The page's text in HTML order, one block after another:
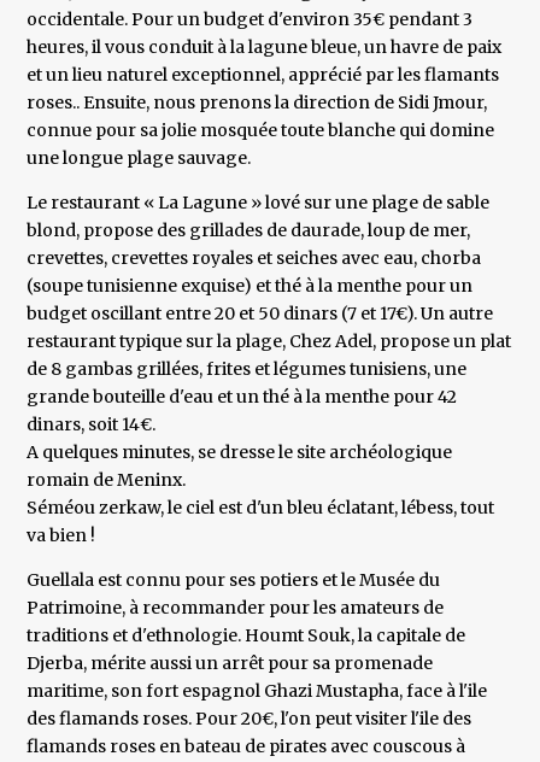
occidentale. Pour un budget d'environ 35€ pendant 3
heures, il vous conduit à la lagune bleue, un havre de paix
et un lieu naturel exceptionnel, apprécié par les flamants
roses.. Ensuite, nous prenons la direction de Sidi Jmour,
connue pour sa jolie mosquée toute blanche qui domine
une longue plage sauvage.
Le restaurant « La Lagune » lové sur une plage de sable
blond, propose des grillades de daurade, loup de mer,
crevettes, crevettes royales et seiches avec eau, chorba
(soupe tunisienne exquise) et thé à la menthe pour un
budget oscillant entre 20 et 50 dinars (7 et 17€). Un autre
restaurant typique sur la plage, Chez Adel, propose un plat
de 8 gambas grillées, frites et légumes tunisiens, une
grande bouteille d'eau et un thé à la menthe pour 42
dinars, soit 14€.
A quelques minutes, se dresse le site archéologique
romain de Meninx.
Séméou zerkaw, le ciel est d'un bleu éclatant, lébess, tout
va bien !
Guellala est connu pour ses potiers et le Musée du
Patrimoine, à recommander pour les amateurs de
traditions et d'ethnologie. Houmt Souk, la capitale de
Djerba, mérite aussi un arrêt pour sa promenade
maritime, son fort espagnol Ghazi Mustapha, face à l'ile
des flamands roses. Pour 20€, l'on peut visiter l'ile des
flamands roses en bateau de pirates avec couscous à